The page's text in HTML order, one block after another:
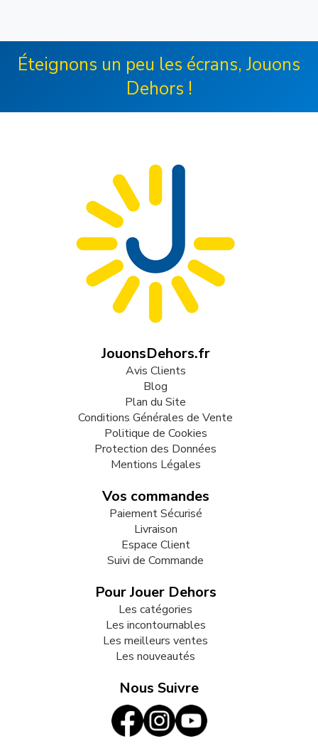
Éteignons un peu les écrans, Jouons
Dehors !
JouonsDehors.fr
Avis Clients
Blog
Plan du Site
Conditions Générales de Vente
Politique de Cookies
Protection des Données
Mentions Légales
Vos commandes
Paiement Sécurisé
Livraison
Espace Client
Suivi de Commande
Pour Jouer Dehors
Les catégories
Les incontournables
Les meilleurs ventes
Les nouveautés
Nous Suivre